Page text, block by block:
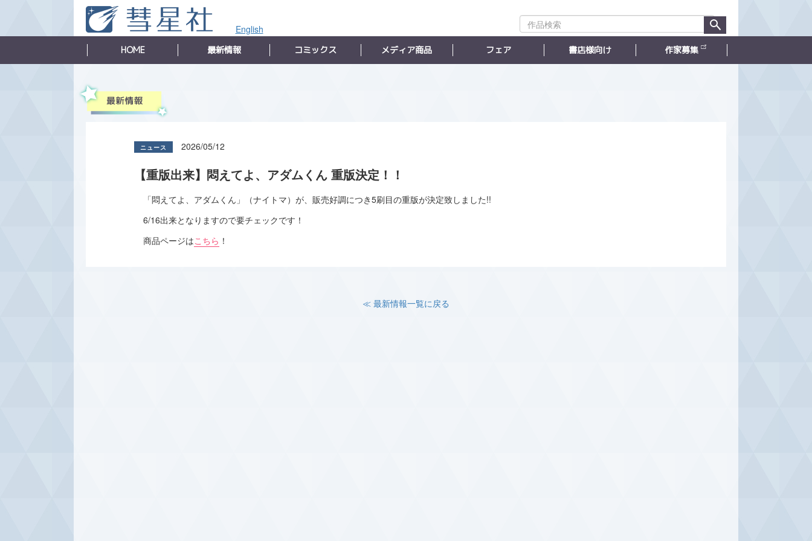
English
作
品
HOME 最新情報 コミックス メディア商品 フェア 書店様向け 作家募集
2026/05/12
【重版出来】悶えてよ、アダムくん 重版決定！！
「悶えてよ、アダムくん」（ナイトマ）が、販売好調につき5刷目の重版が決定致しました!!
6/16出来となりますので要チェックです！
商品ページはこちら ！
≪ 最新情報一覧に戻る